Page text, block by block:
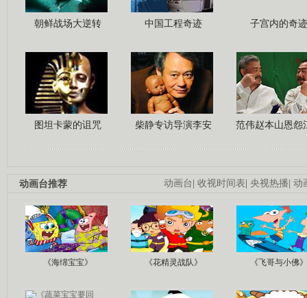
朝鲜战场大逆转 中国工程奇迹 子宫内的奇迹
图坦卡蒙的诅咒 柴静专访导演李安 范伟赵本山恩怨
动画台| 收视时间表| 央视热播| 动
动画台推荐
《海绵宝宝》 《花精灵战队》 《飞哥与小佛》